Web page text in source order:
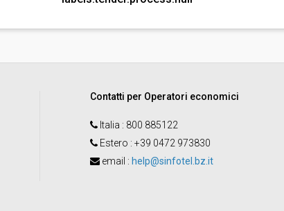
Contatti per Operatori economici
Italia : 800 885122
Estero : +39 0472 973830
email : help@sinfotel.bz.it